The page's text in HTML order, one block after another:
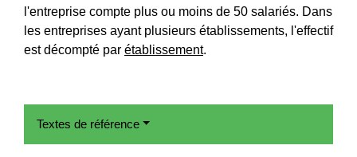
l'entreprise compte plus ou moins de 50 salariés. Dans
les entreprises ayant plusieurs établissements, l'effectif
est décompté par établissement.
Textes de référence